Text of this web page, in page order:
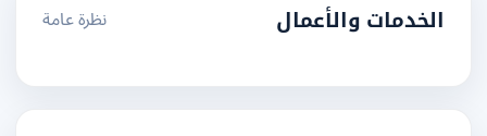
الخدمات والأعمال نظرة عامة